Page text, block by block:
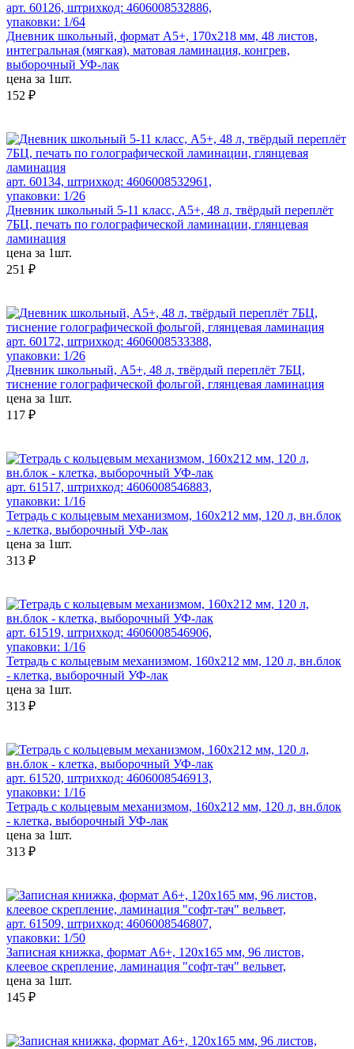
арт. 60126, штрихкод: 4606008532886,
упаковки: 1/64
Дневник школьный, формат А5+, 170х218 мм, 48 листов,
интегральная (мягкая), матовая ламинация, конгрев,
выборочный УФ-лак
цена за 1шт.
152 ₽
арт. 60134, штрихкод: 4606008532961,
упаковки: 1/26
Дневник школьный 5-11 класс, А5+, 48 л, твёрдый переплёт
7БЦ, печать по голографической ламинации, глянцевая
ламинация
цена за 1шт.
251 ₽
арт. 60172, штрихкод: 4606008533388,
упаковки: 1/26
Дневник школьный, А5+, 48 л, твёрдый переплёт 7БЦ,
тиснение голографической фольгой, глянцевая ламинация
цена за 1шт.
117 ₽
арт. 61517, штрихкод: 4606008546883,
упаковки: 1/16
Тетрадь с кольцевым механизмом, 160х212 мм, 120 л, вн.блок
- клетка, выборочный УФ-лак
цена за 1шт.
313 ₽
арт. 61519, штрихкод: 4606008546906,
упаковки: 1/16
Тетрадь с кольцевым механизмом, 160х212 мм, 120 л, вн.блок
- клетка, выборочный УФ-лак
цена за 1шт.
313 ₽
арт. 61520, штрихкод: 4606008546913,
упаковки: 1/16
Тетрадь с кольцевым механизмом, 160х212 мм, 120 л, вн.блок
- клетка, выборочный УФ-лак
цена за 1шт.
313 ₽
арт. 61509, штрихкод: 4606008546807,
упаковки: 1/50
Записная книжка, формат А6+, 120х165 мм, 96 листов,
клеевое скрепление, ламинация "софт-тач" вельвет,
цена за 1шт.
145 ₽